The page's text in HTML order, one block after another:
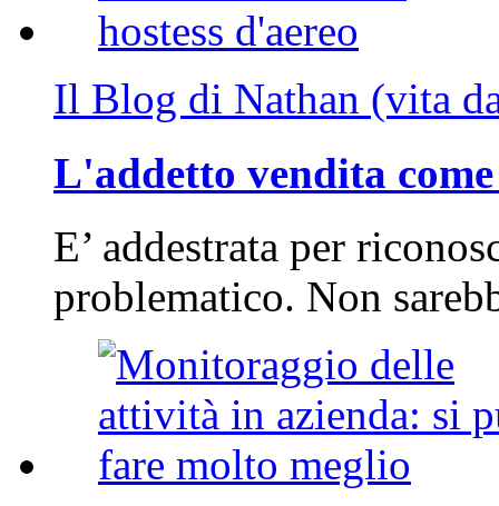
Il Blog di Nathan (vita
L'addetto vendita
E’ addestrata per
problematico. Non